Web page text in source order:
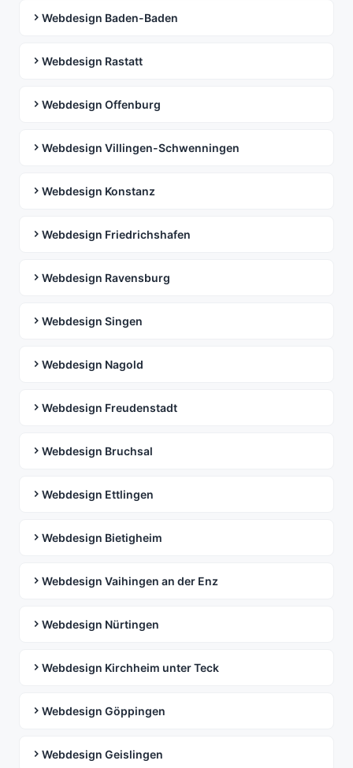
Webdesign Baden-Baden
Webdesign Rastatt
Webdesign Offenburg
Webdesign Villingen-Schwenningen
Webdesign Konstanz
Webdesign Friedrichshafen
Webdesign Ravensburg
Webdesign Singen
Webdesign Nagold
Webdesign Freudenstadt
Webdesign Bruchsal
Webdesign Ettlingen
Webdesign Bietigheim
Webdesign Vaihingen an der Enz
Webdesign Nürtingen
Webdesign Kirchheim unter Teck
Webdesign Göppingen
Webdesign Geislingen